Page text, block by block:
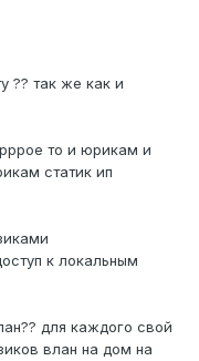
?? так же как и
то и юрикам и
статик ип
к локальным
для каждого свой
влан на дом на